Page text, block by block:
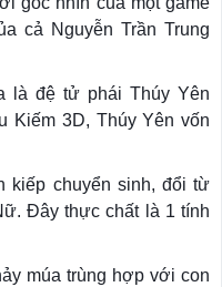
cả Nguyễn Trần Trung
là đệ tử phái Thúy Yên
Kiếm 3D, Thúy Yên vốn
kiếp chuyển sinh, đổi từ
Đây thực chất là 1 tính
múa trùng hợp với con